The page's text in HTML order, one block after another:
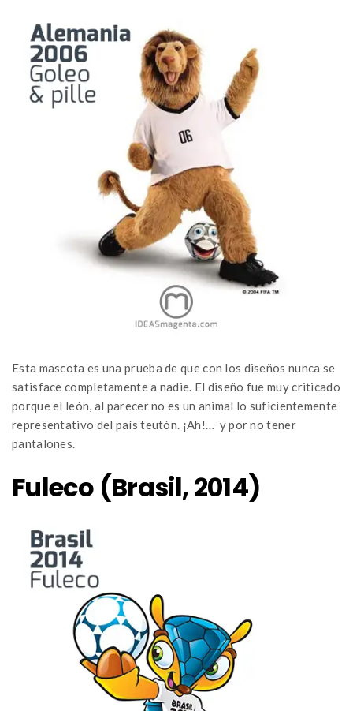
Esta mascota es una prueba de que con los diseños nunca se
satisface completamente a nadie. El diseño fue muy criticado
porque el león, al parecer no es un animal lo suficientemente
representativo del país teutón. ¡Ah!… y por no tener
pantalones.
Fuleco (Brasil, 2014)